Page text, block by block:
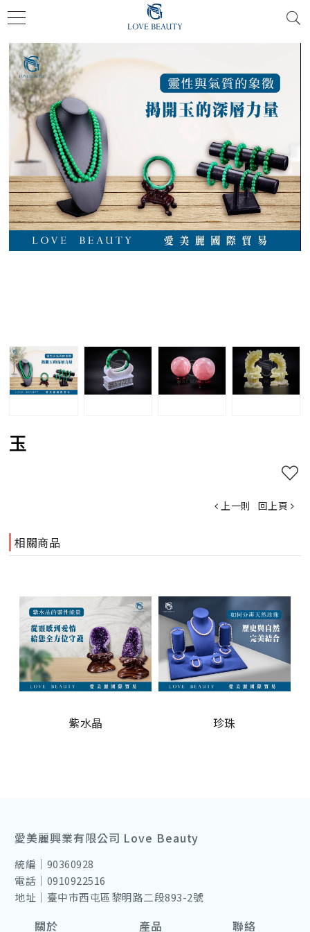
玉
上一則 回上頁
相關商品
紫水晶 珍珠
愛美麗興業有限公司 Love Beauty
統編｜90360928
電話｜0910922516
地址｜臺中市西屯區黎明路二段893-2號
關於 產品 聯絡